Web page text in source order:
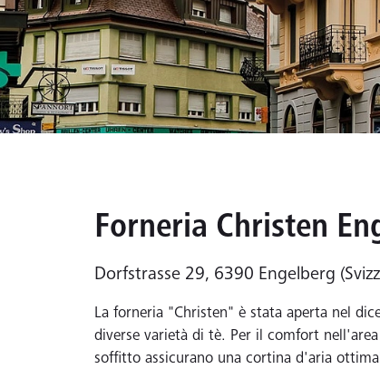
Forneria Christen
Dorfstrasse 29, 6390 Engelberg
La forneria "Christen" è stata aperta nel
diverse varietà di tè. Per il comfort
soffitto assicurano una cortina d'aria